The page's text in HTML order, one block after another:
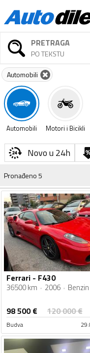
PRETRAGA
PO TEKSTU
Automobili
Automobili Motori i Bicikli
Novo u 24h
Pronađeno5
Ferrari - F430
36500 km 2006 Benzin
98 500€ 120 000€
Budva